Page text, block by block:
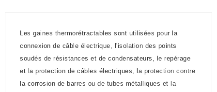
Les gaines thermorétractables sont utilisées pour la
connexion de câble électrique, l'isolation des points
soudés de résistances et de condensateurs, le repérage
et la protection de câbles électriques, la protection contre
la corrosion de barres ou de tubes métalliques et la